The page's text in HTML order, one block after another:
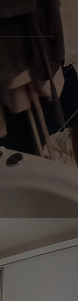
LogIn